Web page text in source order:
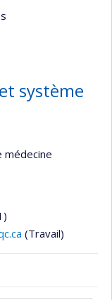
système
médecine
(Travail)